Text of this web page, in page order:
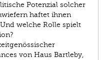
Potenzial solcher
haftet ihnen
welche Rolle spielt
von Haus Bartleby,